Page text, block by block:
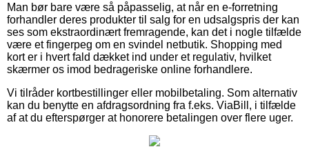
Man bør bare være så påpasselig, at når en e-forretning
forhandler deres produkter til salg for en udsalgspris der kan
ses som ekstraordinært fremragende, kan det i nogle tilfælde
være et fingerpeg om en svindel netbutik. Shopping med
kort er i hvert fald dækket ind under et regulativ, hvilket
skærmer os imod bedrageriske online forhandlere.
Vi tilråder kortbestillinger eller mobilbetaling. Som alternativ
kan du benytte en afdragsordning fra f.eks. ViaBill, i tilfælde
af at du efterspørger at honorere betalingen over flere uger.